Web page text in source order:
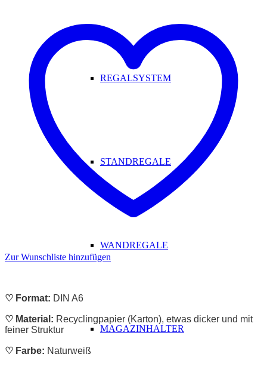
REGALSYSTEM
STANDREGALE
WANDREGALE
MAGAZINHALTER
Zur Wunschliste hinzufügen
♡ Format: DIN A6
♡ Material: Recyclingpapier (Karton), etwas dicker und mit
feiner Struktur
♡ Farbe: Naturweiß